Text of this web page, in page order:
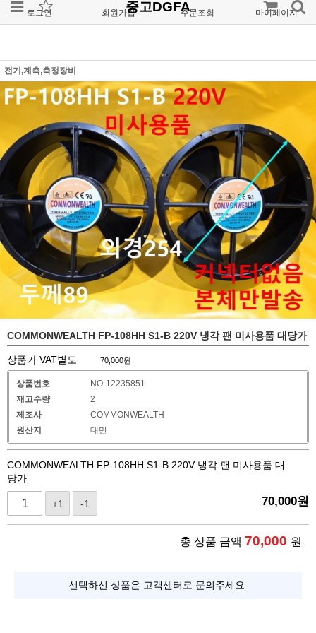
로그인 회원가입 주문조회 마이페이지
중고DGFA
전기,계측,측정장비
COMMONWEALTH FP-108HH S1-B 220V 냉각 팬 미사용품 대당가
상품가 VAT별도 70,000원
상품번호
NO-12235851
재고수량
2
제조사
COMMONWEALTH
원산지
대만
COMMONWEALTH FP-108HH S1-B 220V 냉각 팬 미사용품 대
당가
+1 -1 70,000원
총 상품 금액 70,000 원
선택하신 상품은 고객센터로 문의주세요.